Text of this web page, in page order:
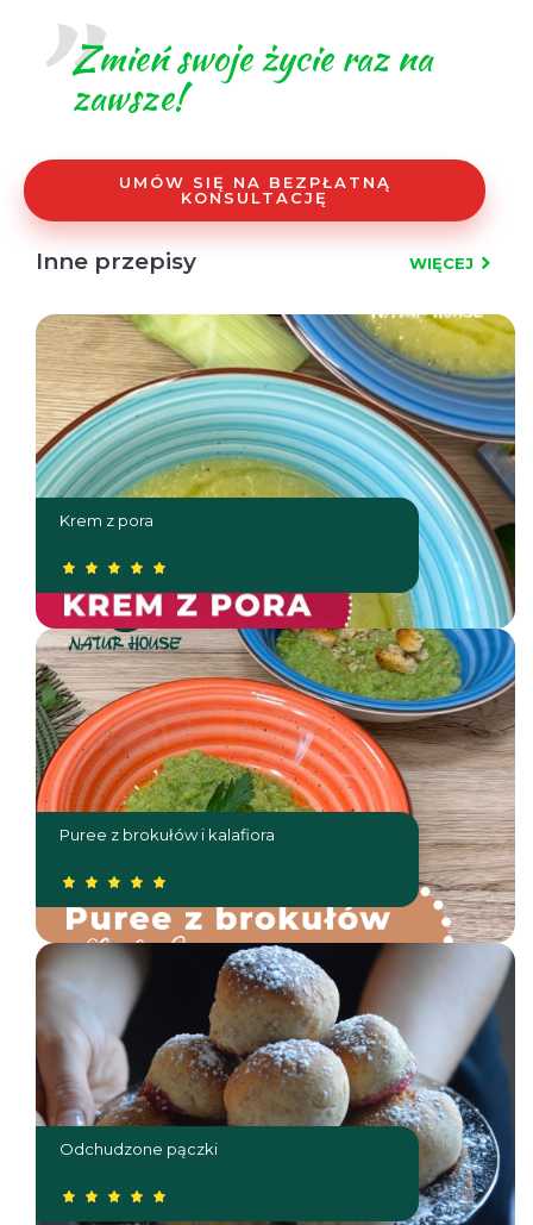
Zmień swoje życie raz na
zawsze!
UMÓW SIĘ NA BEZPŁATNĄ
KONSULTACJĘ
Inne przepisy WIĘCEJ
Krem z pora
Puree z brokułów i kalafiora
Odchudzone pączki